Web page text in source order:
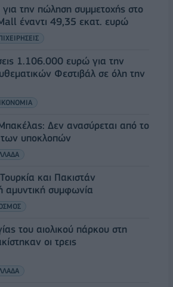
την πώληση συμμετοχής στο
έναντι 49,35 εκατ. ευρώ
1.106.000 ευρώ για την
Φεστιβάλ σε όλη την
Δεν ανασύρεται από το
των υποκλοπών
και Πακιστάν
αμυντική συμφωνία
του αιολικού πάρκου στη
οι τρεις